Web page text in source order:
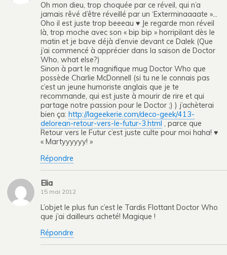
Oh mon dieu, trop choquée par ce réveil, qui n’a
jamais rêvé d’être réveillé par un ‘Exterminaaaate »…
Oho il est juste trop beeeau ♥ Je regarde mon réveil
là, trop moche avec son « bip bip » horripilant dès le
matin et je bave déjà d’envie devant ce Dalek (Que
j’ai commencé à apprécier dans la saison de Doctor
Who, what else?)
Sinon à part le magnifique mug Doctor Who que
possède Charlie McDonnell (si tu ne le connais pas
c’est un jeune humoriste anglais que je te
recommande, qui est juste à mourir de rire et qui
partage notre passion pour le Doctor ;) ) j’achèterai
bien ça: http://lageekerie.com/deco-geek/413-
delorean-retour-vers-le-futur-3.html , parce que
Retour vers le Futur c’est juste culte pour moi haha! ♥
« Martyyyyyy! »
Répondre
Elia
15 mai 2012
L’objet le plus fun c’est le Tardis Flottant Doctor Who
que j’ai dailleurs acheté! Magique !
Répondre